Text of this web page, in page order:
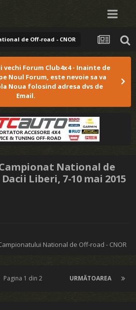
de Off-road - CNOR
Forum Club4x4 - Inainte de
Noul Forum, este nevoie sa va
Noua folosind adresa dvs de
Email.
National de
Liberi, 7-10 mai 2015
National de Off-road - CNOR
URMĂTOAREA
Pagina 1 din 2